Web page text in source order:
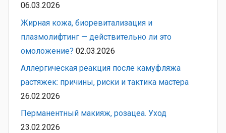
06.03.2026
Жирная кожа, биоревитализация и
плазмолифтинг — действительно ли это
омоложение? 02.03.2026
Аллергическая реакция после камуфляжа
растяжек: причины, риски и тактика мастера
26.02.2026
Перманентный макияж, розацеа. Уход
23.02.2026